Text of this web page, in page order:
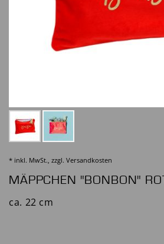
* inkl. MwSt., zzgl. Versandkosten
MÄPPCHEN "BONBON" ROT
ca. 22 cm